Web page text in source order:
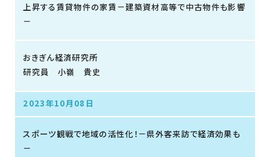
上昇する賃貸物件の家賃－建築資材高等で中古物件も影響
－
おきぎん経済研究所
研究員 小嶺 貴史
2023年10月08日
スポーツ観戦で地域の活性化！－県外客来訪で経済効果も
－